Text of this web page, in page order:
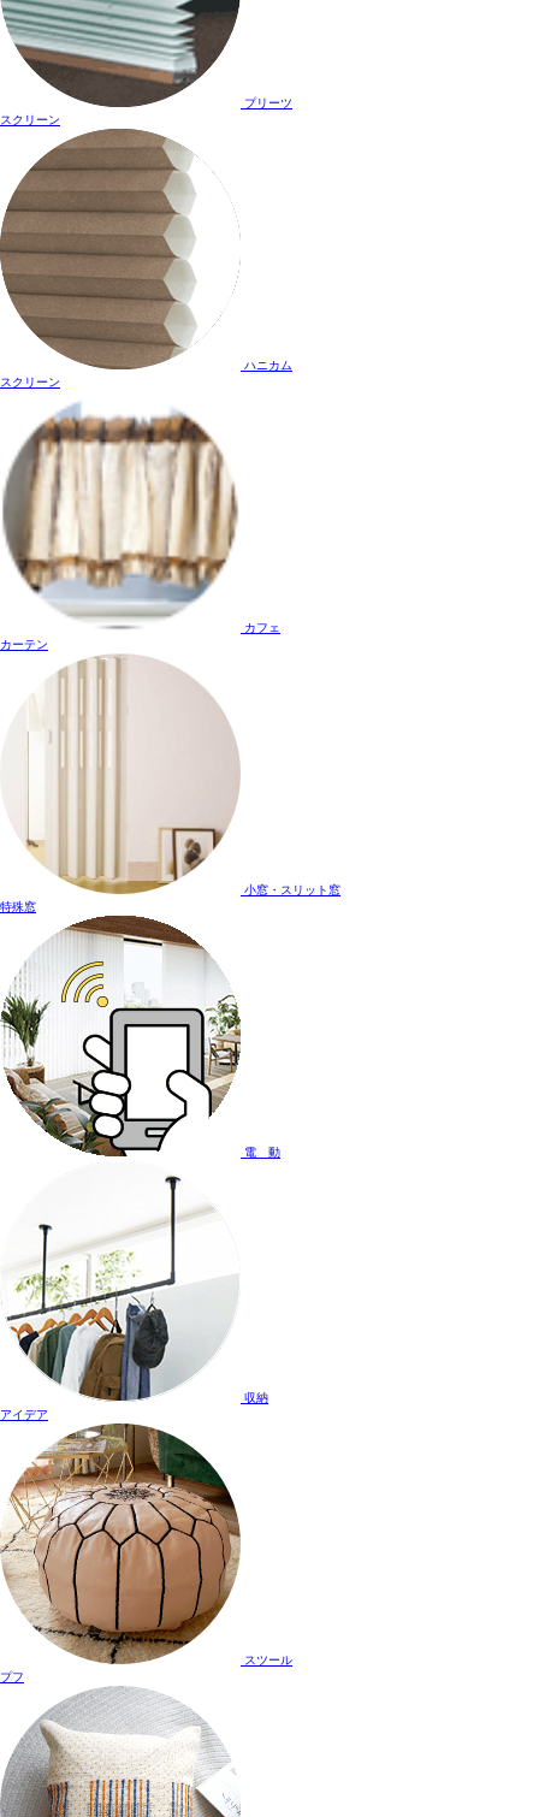
プリーツ
スクリーン
ハニカム
スクリーン
カフェ
カーテン
小窓・スリット窓
特殊窓
電 動
収納
アイデア
スツール
プフ